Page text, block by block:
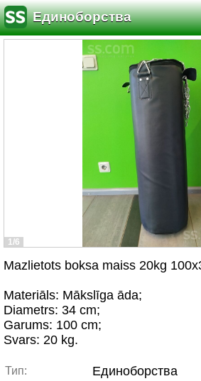
Единоборства
1/6
Mazlietots boksa maiss 20kg
Materiāls: Mākslīga āda;
Diametrs: 34 cm;
Garums: 100 cm;
Svars: 20 kg.
Тип: Единоборства